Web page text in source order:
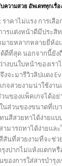
ความสวย อัพเดททุกเรื่
ราคาไม่แรง การเ
ารแต่งหน้าดีมีประ
ายหลากหลายยี่ห้อ
ดีที่สุด นอกจากนี้ยั
งบนใบหน้าของเร
งจะมารีวิวลิปแดง
จสวยงามน่าใช้งา
นของแพ็คเกจได้อ
ส่วนของขนาดที่เ
นสีสวยทาได้ง่ายแบ
มารถทาได้ง่ายแล
นที่สวยงามที่จะช่ว
งปากไม่แห้งแตกหรื
องการใส่สารบำรุ